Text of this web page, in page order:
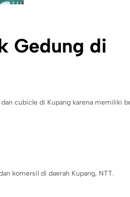
Gedung di
cubicle di Kupang karena memiliki
komersil di daerah Kupang, NTT.